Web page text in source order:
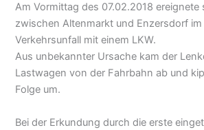
Am Vormittag des 07.02.2018 ereignete
zwischen Altenmarkt und Enzersdorf im
Verkehrsunfall mit einem LKW.
Aus unbekannter Ursache kam der
Lastwagen von der Fahrbahn ab und
Folge um.
Bei der Erkundung durch die erste